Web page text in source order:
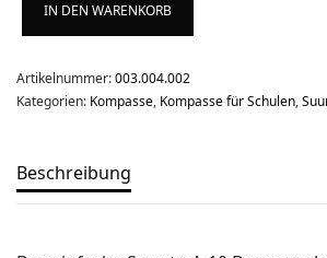
IN DEN WARENKORB
Artikelnummer:003.004.002
Kategorien: Kompasse, Kompasse für Schulen,
Beschreibung
Gutscheine / Geschenkideen
Kompasse
OL-Ausrüstung